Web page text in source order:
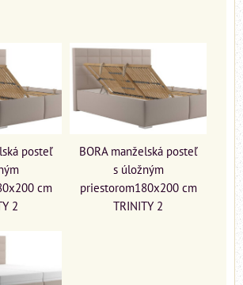
posteľ
cm
2
BORA manželská posteľ
s úložným
priestorom180x200 cm
TRINITY 2